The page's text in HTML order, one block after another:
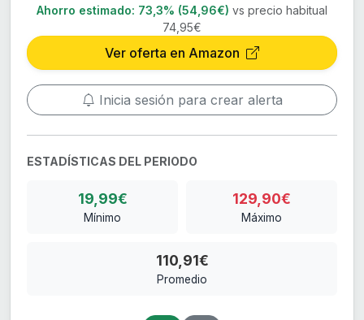
Ahorro estimado: 73,3% (54,96€) vs precio habitual
74,95€
Ver oferta en Amazon
Inicia sesión para crear alerta
ESTADÍSTICAS DEL PERIODO
19,99€
Mínimo
129,90€
Máximo
110,91€
Promedio